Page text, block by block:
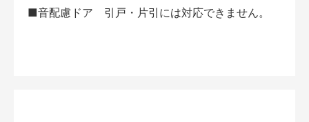
■音配慮ドア 引戸・片引には対応できません。